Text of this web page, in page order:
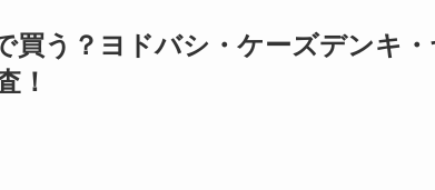
買う？ヨドバシ・ケーズデンキ
！